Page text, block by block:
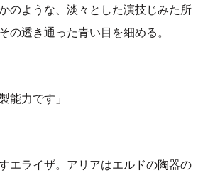
のような、淡々とした演技じみた所
の透き通った青い目を細める。
能力です」
エライザ。アリアはエルドの陶器の